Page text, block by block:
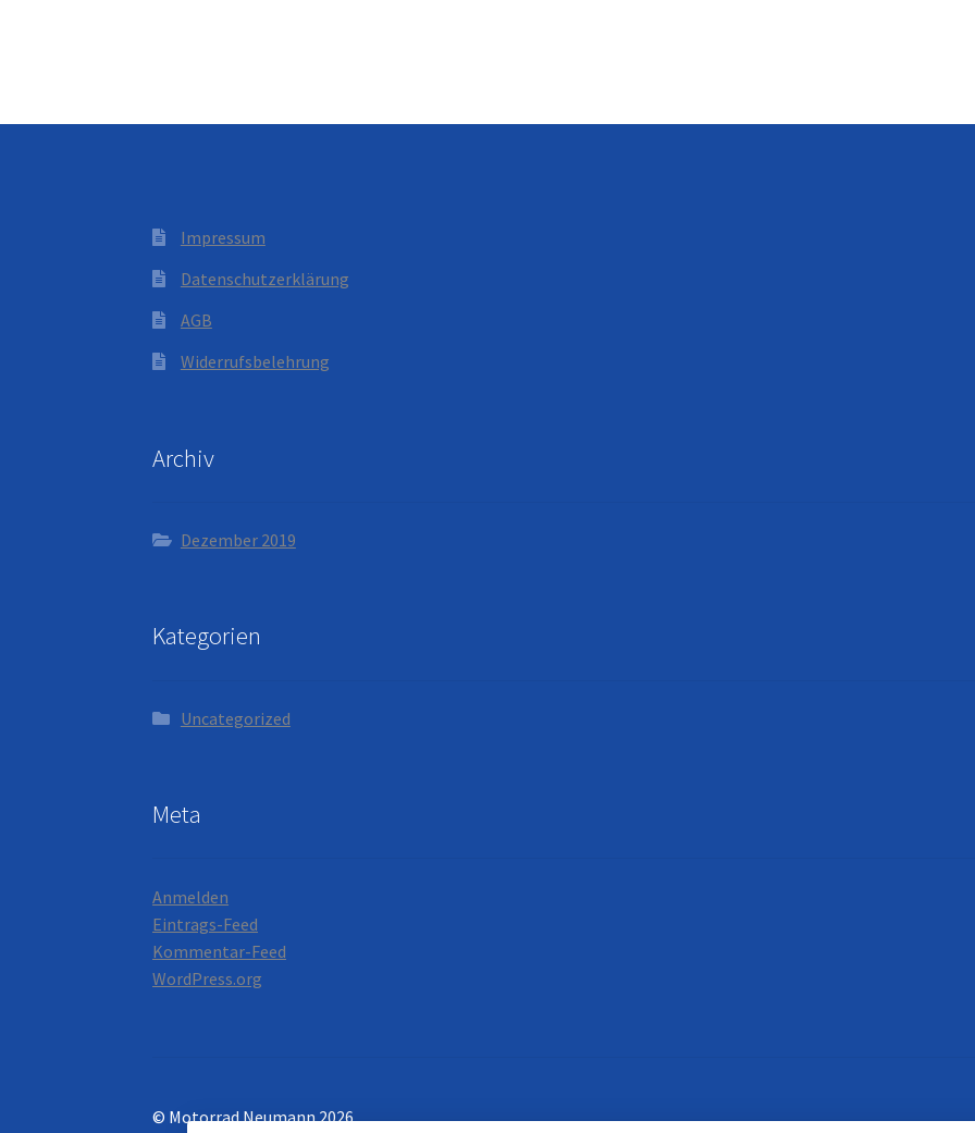
Impressum
Datenschutzerklärung
AGB
Widerrufsbelehrung
Archiv
Dezember 2019
Kategorien
Uncategorized
Meta
Anmelden
Eintrags-Feed
Kommentar-Feed
WordPress.org
© Motorrad Neumann 2026